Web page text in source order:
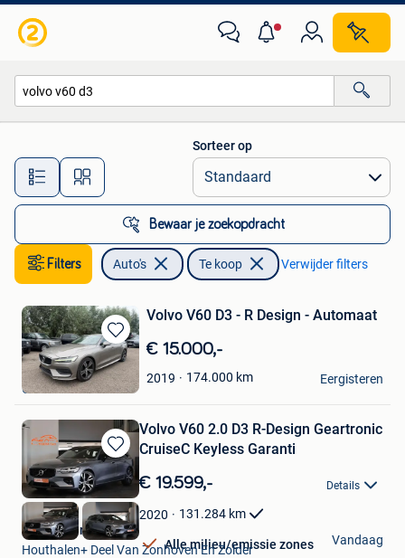
Alle afstanden…
Sorteer op
Bewaar je zoekopdracht
Filters Auto's Te koop Verwijder filters
Bewaren
in
Mijn
Favorieten
Volvo V60 D3 - R Design - Automaat
€ 15.000,-
2019 174.000 km
Autohandel Olivier
Oostakker
Eergisteren
Bewaren
in
Mijn
Favorieten
Volvo V60 2.0 D3 R-Design Geartronic
CruiseC Keyless Garanti
€ 19.599,- Details
2020 131.284 km
Alle milieu/emissie zones
Kubika Cars
Houthalen+ Deel Van Zonhoven En Zolder
Vandaag